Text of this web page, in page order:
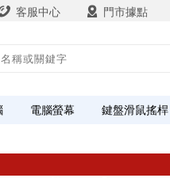
客服中心 門市據點
電腦螢幕 鍵盤滑鼠搖桿